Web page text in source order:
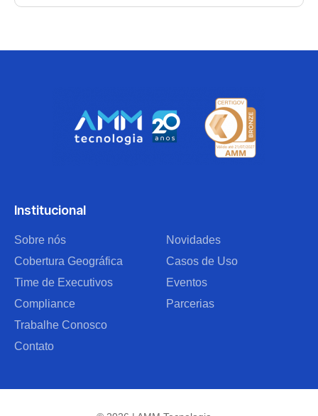
Institucional
Sobre nós
Cobertura Geográfica
Time de Executivos
Compliance
Trabalhe Conosco
Contato
Novidades
Casos de Uso
Eventos
Parcerias